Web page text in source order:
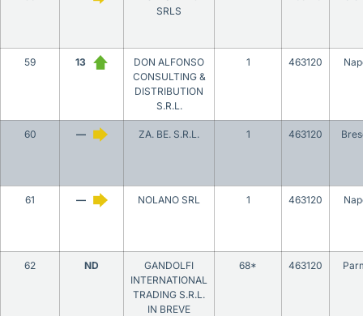
SRLS
59 13
DON ALFONSO
CONSULTING &
DISTRIBUTION
S.R.L.
1 463120
60 — ZA. BE. S.R.L. 1 463120
61 — NOLANO SRL 1 463120
62 ND
GANDOLFI
INTERNATIONAL
TRADING S.R.L.
IN BREVE
68* 463120